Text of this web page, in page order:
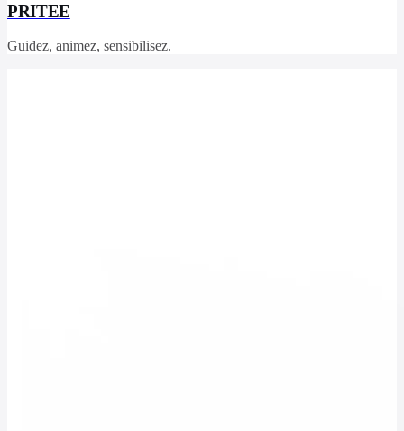
PRITEE
Guidez, animez, sensibilisez.